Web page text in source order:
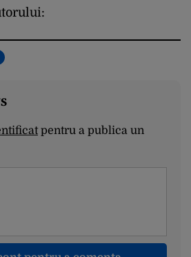
pentru a publica un